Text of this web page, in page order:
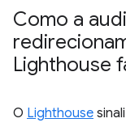
Como a
Lighthouse
O Lighthouse